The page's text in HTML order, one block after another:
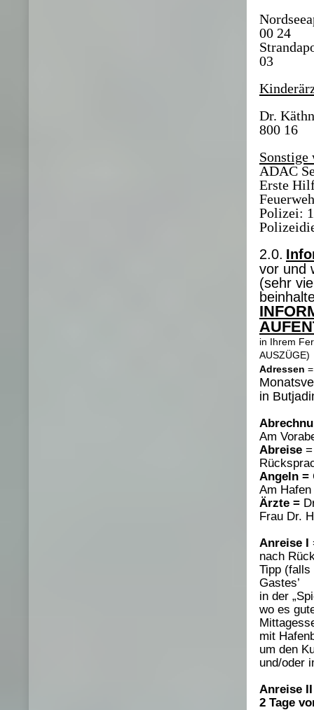
00 24
03
Dr.
800 16
ADAC
Erste
Polizei:
2.0.
vor und
(sehr
in Ihrem
AUSZÜGE)
Adressen
in
Am
Abreise
Angeln =
Am Hafen
Ärzte =
Frau Dr.
Anreise I
nach
Tipp (falls
Gastes’
in der
wo es
mit
um den
und/oder
Anreise II
2 Tage